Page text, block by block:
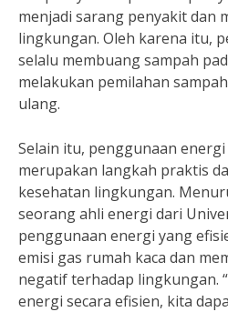
menjadi sarang penyakit dan
lingkungan. Oleh karena itu,
selalu membuang sampah
melakukan pemilahan
ulang.
Selain itu, penggunaan
merupakan langkah praktis
kesehatan lingkungan.
seorang ahli energi dari
penggunaan energi yang
emisi gas rumah kaca dan
negatif terhadap lingkungan.
energi secara efisien, kita